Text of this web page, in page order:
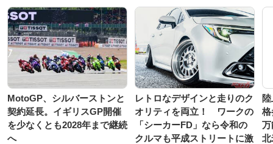
MotoGP、シルバーストンと
契約延長。イギリスGP開催
を少なくとも2028年まで継続
へ
レトロなデザインと走りのク
オリティを両立！ ワークの
「シーカーFD」なら令和の
クルマも平成ストリートに激
万
北